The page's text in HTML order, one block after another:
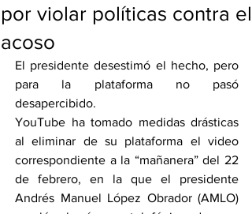
por violar políticas contra el
acoso
El presidente desestimó el hecho, pero
para la plataforma no pasó
desapercibido.
YouTube ha tomado medidas drásticas
al eliminar de su plataforma el video
correspondiente a la “mañanera” del 22
de febrero, en la que el presidente
Andrés Manuel López Obrador (AMLO)